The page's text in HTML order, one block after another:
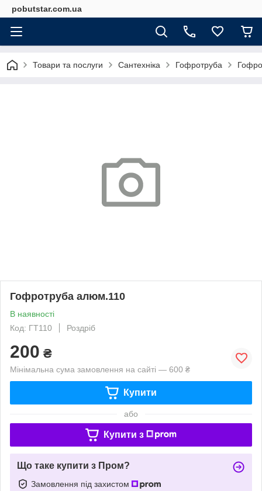
pobutstar.com.ua
Товари та послуги Сантехніка Гофротруба
Гофротруба алюм.110
В наявності
Код: ГТ110
Роздріб
200 ₴
Мінімальна сума замовлення на сайті — 600 ₴
Купити
або
Купити з
Що таке купити з Пром?
Замовлення під захистом